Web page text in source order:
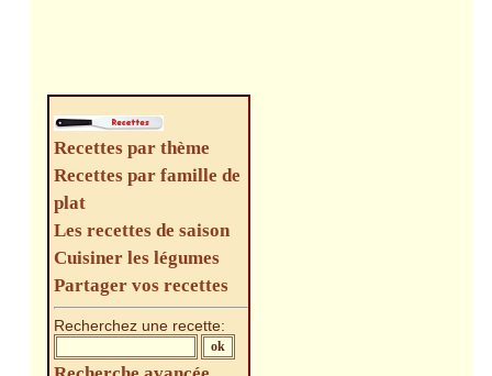
Recettes par thème
Recettes par famille de
plat
Les recettes de saison
Cuisiner les légumes
Partager vos recettes
Recherchez une recette: